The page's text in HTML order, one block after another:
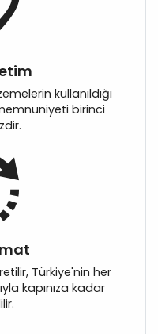
kullanıldığı
birinci
Türkiye'nin her
kapınıza kadar